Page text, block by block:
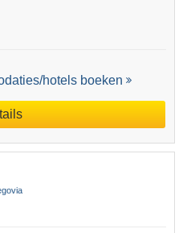
hotels boeken